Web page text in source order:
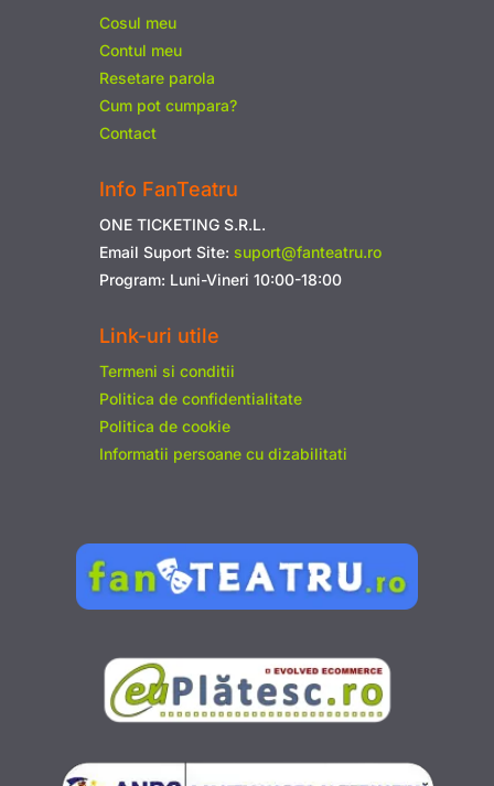
Cosul meu
Contul meu
Resetare parola
Cum pot cumpara?
Contact
Info FanTeatru
ONE TICKETING S.R.L.
Email Suport Site: suport@fanteatru.ro
Program: Luni-Vineri 10:00-18:00
Link-uri utile
Termeni si conditii
Politica de confidentialitate
Politica de cookie
Informatii persoane cu dizabilitati